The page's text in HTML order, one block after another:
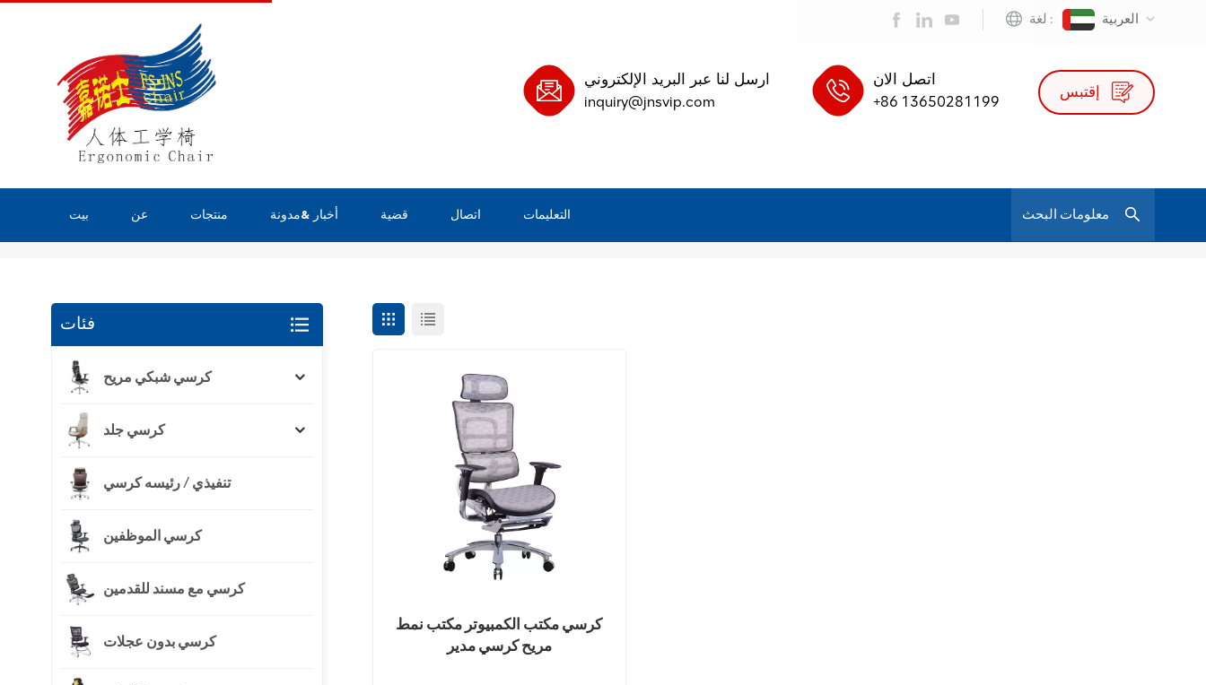
لغة :
ارسل لنا عبر البريد الإلكتروني
inquiry@jnsvip.com
اتصل الان
+86 13650281199
بيت عن منتجات أخبار &مدونة قضية اتصال التعليمات
يبحث
كرسي مكتب الكمبيوتر مكتب نمط
مريح كرسي مدير
فئات
كرسي شبكي مريح
كرسي جلد
تنفيذي / رئيسه كرسي
كرسي الموظفين
كرسي مع مسند للقدمين
كرسي بدون عجلات